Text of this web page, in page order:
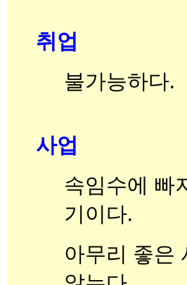
취업
불가능하다.
사업
속임수에 빠
기이다.
아무리 좋은